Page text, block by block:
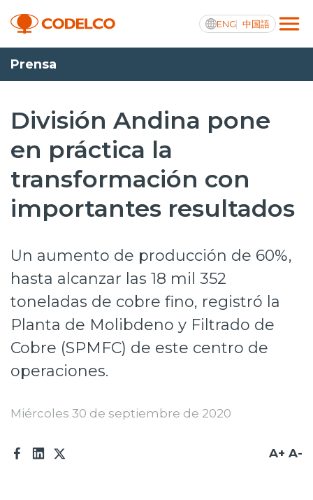
ENG 中国語
Transparencia activa
Nosotros
Operaciones
Proyectos
Innovación
Inversionistas
Prensa
Trabaja en Codelco
Canales de denuncia
Proveedores
Prensa
División Andina pone
en práctica la
transformación con
importantes resultados
Un aumento de producción de 60%,
hasta alcanzar las 18 mil 352
toneladas de cobre fino, registró la
Planta de Molibdeno y Filtrado de
Cobre (SPMFC) de este centro de
operaciones.
Miércoles 30 de septiembre de 2020
A+ A-